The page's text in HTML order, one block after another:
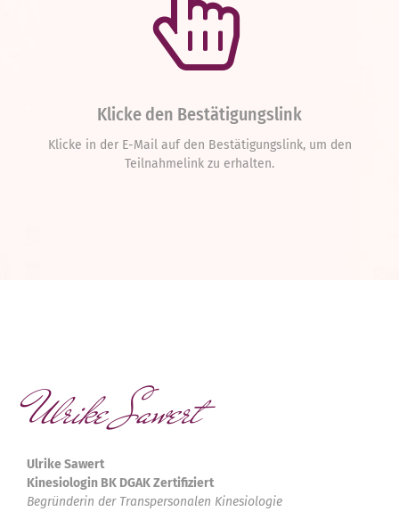
Klicke den Bestätigungslink
Klicke in der E-Mail auf den Bestätigungslink, um den
Teilnahmelink zu erhalten.
Ulrike Sawert
Ulrike Sawert
Kinesiologin BK DGAK Zertifiziert
Begründerin der Transpersonalen Kinesiologie